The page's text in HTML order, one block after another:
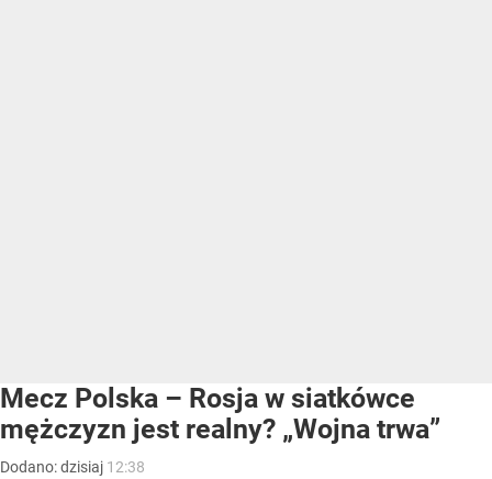
Mecz Polska – Rosja w siatkówce
mężczyzn jest realny? „Wojna trwa”
Dodano:dzisiaj 12:38